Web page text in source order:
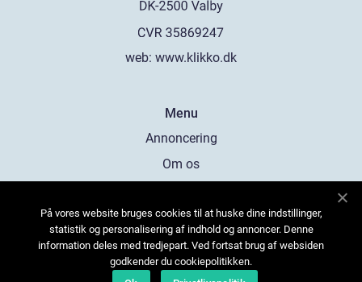
web: www.klikko.dk
Menu
Annoncering
Om os
Kontakt os
Sitemap
På vores website bruges cookies til at huske dine indstillinger,
statistik og personalisering af indhold og annoncer. Denne
information deles med tredjepart. Ved fortsat brug af websiden
godkender du cookiepolitikken.